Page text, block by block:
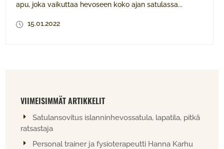
apu, joka vaikuttaa hevoseen koko ajan satulassa...
15.01.2022
VIIMEISIMMÄT ARTIKKELIT
Satulansovitus islanninhevossatula, lapatila, pitkä
ratsastaja
Personal trainer ja fysioterapeutti Hanna Karhu